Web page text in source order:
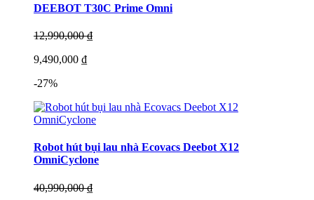
DEEBOT T30C Prime Omni
12,990,000 ₫
9,490,000 ₫
-27%
Robot hút bụi lau nhà Ecovacs Deebot X12
OmniCyclone
40,990,000 ₫